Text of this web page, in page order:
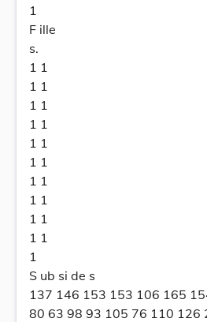
1
F ille
s.
1 1
1 1
1 1
1 1
1 1
1 1
1 1
1 1
1 1
1 1
1
S ub si de s
137 146 153 153 106 165
80 63 98 93 105 76 110 126